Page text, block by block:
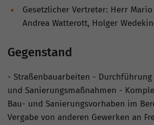
Gesetzlicher Vertreter: Herr
Andrea Watterott, Holger
Gegenstand
- Straßenbauarbeiten -
und Sanierungsmaßnahmen -
Bau- und Sanierungsvorhaben im
Vergabe von anderen Gewerken an